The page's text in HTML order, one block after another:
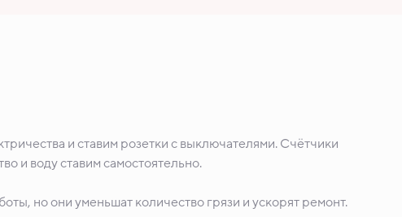
и ставим розетки с выключателями. Счётчики
и воду ставим самостоятельно.
но они уменьшат количество грязи и ускорят ремонт.